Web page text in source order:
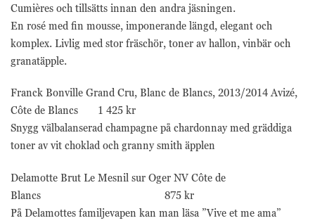
Cumières och tillsätts innan den andra jäsningen.
En rosé med fin mousse, imponerande längd, elegant och
komplex. Livlig med stor fräschör, toner av hallon, vinbär och
granatäpple.
Franck Bonville Grand Cru, Blanc de Blancs, 2013/2014 Avizé,
Côte de Blancs
1 425 kr
Snygg välbalanserad champagne på chardonnay med gräddiga
toner av vit choklad och granny smith äpplen
Delamotte Brut Le Mesnil sur Oger NV Côte de
Blancs
875 kr
På Delamottes familjevapen kan man läsa ”Vive et me ama”
annonser baserat
på de sidor de
besökte tidigare
och analysera